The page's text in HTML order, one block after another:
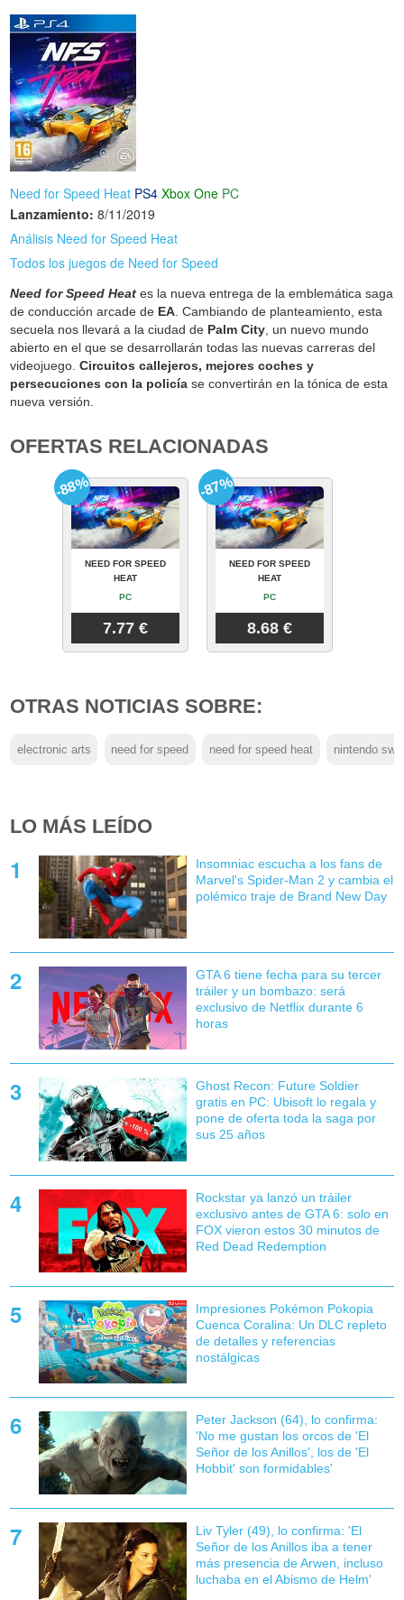
Need for Speed Heat PS4 Xbox One PC
Lanzamiento: 8/11/2019
Análisis Need for Speed Heat
Todos los juegos de Need for Speed
Need for Speed Heat es la nueva entrega de la emblemática saga
de conducción arcade de EA . Cambiando de planteamiento, esta
secuela nos llevará a la ciudad de Palm City , un nuevo mundo
abierto en el que se desarrollarán todas las nuevas carreras del
videojuego.Circuitos callejeros, mejores coches y
persecuciones con la policía se convertirán en la tónica de esta
nueva versión.
OFERTAS RELACIONADAS
NEED FOR SPEED
HEAT
PC
7.77 €
-88%
NEED FOR SPEED
HEAT
PC
8.68 €
-87%
OTRAS NOTICIAS SOBRE:
electronic arts need for speed need for speed heat nintendo
LO MÁS LEÍDO
Insomniac escucha a los fans de
Marvel's Spider-Man 2 y cambia el
polémico traje de Brand New Day
GTA 6 tiene fecha para su tercer
tráiler y un bombazo: será
exclusivo de Netflix durante 6
horas
Ghost Recon: Future Soldier
gratis en PC: Ubisoft lo regala y
pone de oferta toda la saga por
sus 25 años
Rockstar ya lanzó un tráiler
exclusivo antes de GTA 6: solo en
FOX vieron estos 30 minutos de
Red Dead Redemption
Impresiones Pokémon Pokopia
Cuenca Coralina: Un DLC repleto
de detalles y referencias
nostálgicas
Peter Jackson (64), lo confirma:
'No me gustan los orcos de 'El
Señor de los Anillos', los de 'El
Hobbit' son formidables'
Liv Tyler (49), lo confirma: 'El
Señor de los Anillos iba a tener
más presencia de Arwen, incluso
luchaba en el Abismo de Helm'